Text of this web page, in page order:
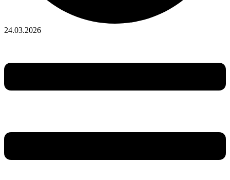
24.03.2026